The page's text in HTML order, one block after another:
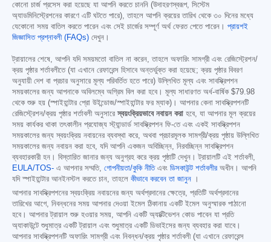
কোনো চার্জ প্রসেস করা হয়েছে যা আপনি করতে চাননি (উদাহরণস্বরূপ, সিস্টেম
অ্যাডমিনিস্ট্রেশনের কারণে এটি ঘটতে পারে), তাহলে আপনি ক্রয়ের তারিখ থেকে ৩০ দিনের মধ্যে
যেকোনো সময় বাতিল করতে পারেন এবং সেই চার্জের সম্পূর্ণ অর্থ ফেরত পেতে পারেন। প্রায়শই
জিজ্ঞাসিত প্রশ্নাবলী (FAQs) দেখুন।
ট্রায়ালের শেষে, আপনি যদি সময়মতো বাতিল না করেন, তাহলে অফারিং সামগ্রী এবং রেজিস্ট্রেশন/
ক্রয় পৃষ্ঠার শর্তাবলীতে (যা এখানে রেফারেন্স হিসাবে অন্তর্ভুক্ত করা হয়েছে; ক্রয় পৃষ্ঠার বিবরণ
অনুযায়ী দেশ বা প্রচার অনুসারে মূল্য পরিবর্তিত হতে পারে) উল্লিখিত মূল্য এবং সাবস্ক্রিপশন
সময়কালের জন্য আপনাকে অবিলম্বে অগ্রিম বিল করা হবে। মূল্য সাধারণত অর্ধ-বার্ষিক $79.98
থেকে শুরু হয় (স্পাইহান্টার প্রো উইন্ডোজ/স্পাইহান্টার ফর ম্যাক)। আপনার কেনা সাবস্ক্রিপশনটি
রেজিস্ট্রেশন/ক্রয় পৃষ্ঠার শর্তাবলী অনুসারেস্বয়ংক্রিয়ভাবে নবায়ন করা হবে, যা আপনার মূল ক্রয়ের
সময় কার্যকর থাকা তৎকালীন প্রযোজ্য স্ট্যান্ডার্ড সাবস্ক্রিপশন ফি-তে এবং একই সাবস্ক্রিপশন
সময়কালের জন্য স্বয়ংক্রিয় নবায়নের ব্যবস্থা করে, অথবা প্রচারমূলক সামগ্রী/ক্রয় পৃষ্ঠায় উল্লিখিত
সময়কালের জন্য নবায়ন করা হবে, যদি আপনি একজন অবিচ্ছিন্ন, নিরবচ্ছিন্ন সাবস্ক্রিপশন
ব্যবহারকারী হন। বিস্তারিত জানার জন্য অনুগ্রহ করে ক্রয় পৃষ্ঠাটি দেখুন। ট্রায়ালটি এই শর্তাবলী,
EULA/TOS- এ আপনার সম্মতি, গোপনীয়তা/কুকি নীতিএবং ডিসকাউন্ট শর্তাবলীর অধীন। আপনি
যদি স্পাইহান্টার আনইনস্টল করতে চান, তাহলে কীভাবে করবেন তা জানুন ।
আপনার সাবস্ক্রিপশনের স্বয়ংক্রিয় নবায়নের জন্য অর্থপ্রদানের ক্ষেত্রে, প্রতিটি অর্থপ্রদানের
তারিখের আগে, নিবন্ধনের সময় আপনার দেওয়া ইমেল ঠিকানায় একটি ইমেল অনুস্মারক পাঠানো
হবে। আপনার ট্রায়াল শুরু হওয়ার সময়, আপনি একটি অ্যাক্টিভেশন কোড পাবেন যা প্রতি
অ্যাকাউন্টে শুধুমাত্র একটি ট্রায়াল এবং শুধুমাত্র একটি ডিভাইসের জন্য ব্যবহার করা যাবে।
আপনার সাবস্ক্রিপশনটি অফারিং সামগ্রী এবং নিবন্ধন/ক্রয় পৃষ্ঠার শর্তাবলী (যা এখানে রেফারেন্স